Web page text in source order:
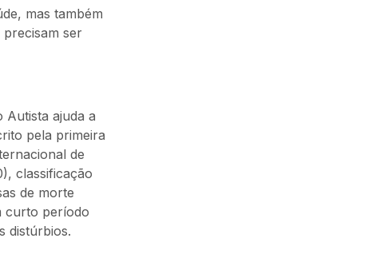
mas também
precisam ser
ajuda a
pela primeira
de
classificação
de morte
curto período
distúrbios.